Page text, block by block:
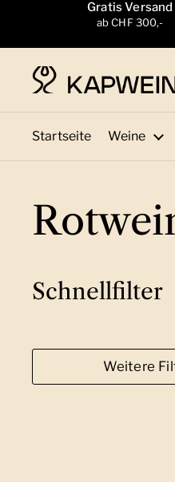
Zum Inhalt springenGratis Versand
ab CHF 300,-
Startseite Weine
Schnellfilter
Weitere